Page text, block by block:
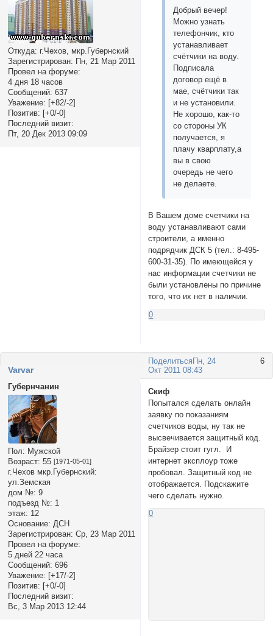
Откуда: г.Чехов, мкр.Губернский
Зарегистрирован: Пн, 21 Мар 2011
Провел на форуме:
4 дня 18 часов
Сообщений: 637
Уважение: [+82/-2]
Позитив: [+0/-0]
Последний визит:
Пт, 20 Дек 2013 09:09
Добрый вечер!
Можно узнать
телефончик, кто
устанавливает
счётчики на воду.
Подписала
договор ещё в
мае, счётчики так
и не установили.
Не хорошо, как-то
со стороны УК
получается, я
плачу кварплату,а
вы в свою
очередь не чего
не делаете.
В Вашем доме счетчики на
воду устанавливают сами
строители, а именно
подрядчик ДСК 5 (тел.: 8-495-
600-31-35). По имеющейся у
нас информации счетчики не
были установлены по причине
того, что их нет в наличии.
0
Поделиться 6
Пн, 24
Окт 2011 08:43
Varvar
Губернчанин
Пол: Мужской
Возраст: 55 [1971-05-01]
г.Чехов мкр.Губернский:
ул.Земская
дом №: 9
подъезд №: 1
этаж: 12
Основание: ДСН
Зарегистрирован: Ср, 23 Мар 2011
Провел на форуме:
5 дней 22 часа
Сообщений: 696
Уважение: [+17/-2]
Позитив: [+0/-0]
Последний визит:
Вс, 3 Мар 2013 12:44
Скиф
Попытался сделать онлайн
заявку по показаниям
счетчиков воды, ну так не
высвечивается защитный код.
Брайзер стоит гугл. И
интернет эксплоур тоже
пробовал. Защитный код не
отображается. Подскажите
чего сделать нужно.
0